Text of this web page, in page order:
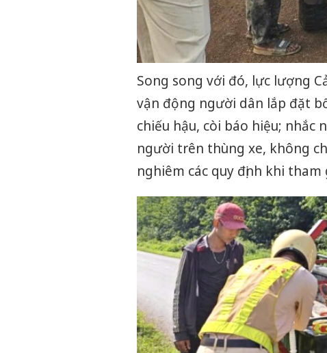
Song song với đó, lực lượng
vận động người dân lắp đặt
chiếu hậu, còi báo hiệu;
người trên thùng xe, không
nghiêm các quy định khi